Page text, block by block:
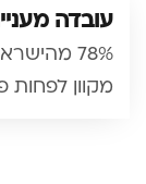
עובדה
78%
מקוון לפחות